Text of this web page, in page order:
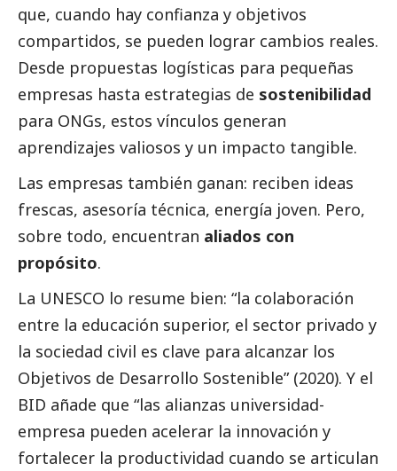
que, cuando hay confianza y objetivos
compartidos, se pueden lograr cambios reales.
Desde propuestas logísticas para pequeñas
empresas hasta estrategias de sostenibilidad
para ONGs, estos vínculos generan
aprendizajes valiosos y un impacto tangible.
Las empresas también ganan: reciben ideas
frescas, asesoría técnica, energía joven. Pero,
sobre todo, encuentran aliados con
propósito.
La UNESCO lo resume bien: “la colaboración
entre la educación superior, el sector privado y
la sociedad civil es clave para alcanzar los
Objetivos de Desarrollo Sostenible” (2020). Y el
BID añade que “las alianzas universidad-
empresa pueden acelerar la innovación y
fortalecer la productividad cuando se articulan